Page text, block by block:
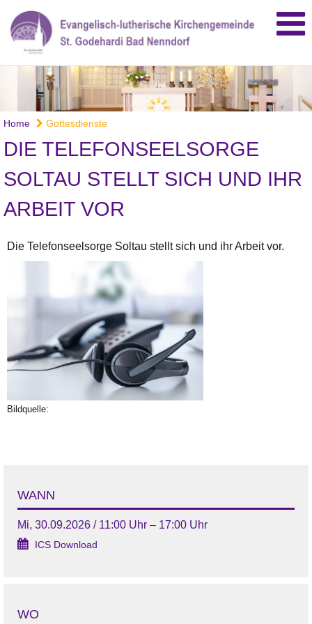
Home Gottesdienste
DIE TELEFONSEELSORGE
SOLTAU STELLT SICH UND IHR
ARBEIT VOR
Die Telefonseelsorge Soltau stellt sich und ihr Arbeit vor.
Bildquelle:
WANN
Mi, 30.09.2026 / 11:00 Uhr – 17:00 Uhr
ICS Download
WO